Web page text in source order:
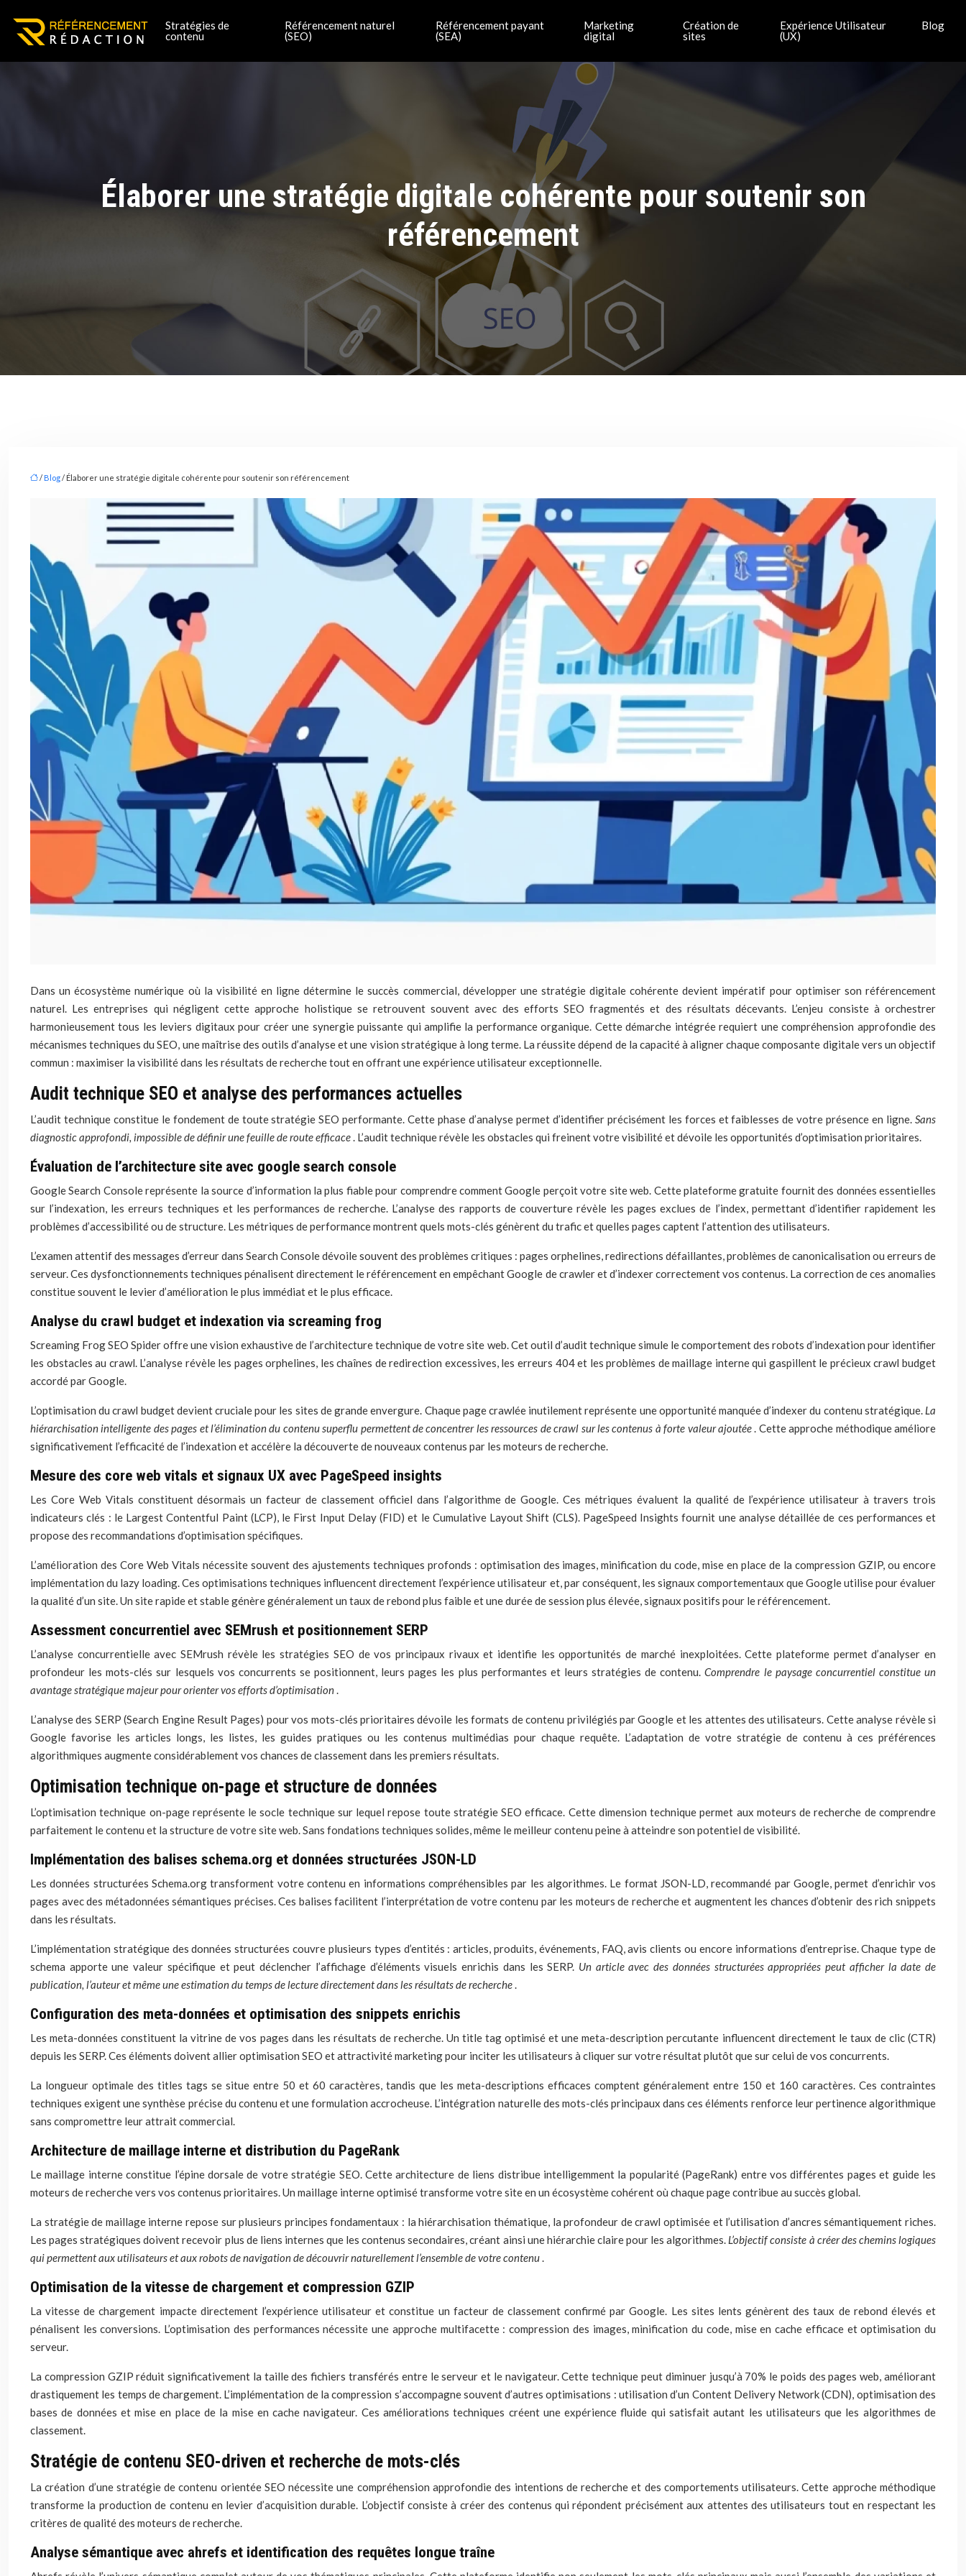
Stratégies de
contenu
Référencement naturel
(SEO)
Référencement payant
(SEA)
Marketing
digital
Création de
sites
Expérience Utilisateur
(UX)
Blog
Élaborer une stratégie digitale cohérente pour soutenir son
référencement
/ Blog/ Élaborer une stratégie digitale cohérente pour soutenir son référencement
Dans un écosystème numérique où la visibilité en ligne détermine le succès commercial, développer une stratégie digitale cohérente devient impératif pour optimiser son référencement
naturel. Les entreprises qui négligent cette approche holistique se retrouvent souvent avec des efforts SEO fragmentés et des résultats décevants. L’enjeu consiste à orchestrer
harmonieusement tous les leviers digitaux pour créer une synergie puissante qui amplifie la performance organique. Cette démarche intégrée requiert une compréhension approfondie des
mécanismes techniques du SEO, une maîtrise des outils d’analyse et une vision stratégique à long terme. La réussite dépend de la capacité à aligner chaque composante digitale vers un objectif
commun : maximiser la visibilité dans les résultats de recherche tout en offrant une expérience utilisateur exceptionnelle.
Audit technique SEO et analyse des performances actuelles
L’audit technique constitue le fondement de toute stratégie SEO performante. Cette phase d’analyse permet d’identifier précisément les forces et faiblesses de votre présence en ligne. Sans
diagnostic approfondi, impossible de définir une feuille de route efficace. L’audit technique révèle les obstacles qui freinent votre visibilité et dévoile les opportunités d’optimisation prioritaires.
Évaluation de l’architecture site avec google search console
Google Search Console représente la source d’information la plus fiable pour comprendre comment Google perçoit votre site web. Cette plateforme gratuite fournit des données essentielles
sur l’indexation, les erreurs techniques et les performances de recherche. L’analyse des rapports de couverture révèle les pages exclues de l’index, permettant d’identifier rapidement les
problèmes d’accessibilité ou de structure. Les métriques de performance montrent quels mots-clés génèrent du trafic et quelles pages captent l’attention des utilisateurs.
L’examen attentif des messages d’erreur dans Search Console dévoile souvent des problèmes critiques : pages orphelines, redirections défaillantes, problèmes de canonicalisation ou erreurs de
serveur. Ces dysfonctionnements techniques pénalisent directement le référencement en empêchant Google de crawler et d’indexer correctement vos contenus. La correction de ces anomalies
constitue souvent le levier d’amélioration le plus immédiat et le plus efficace.
Analyse du crawl budget et indexation via screaming frog
Screaming Frog SEO Spider offre une vision exhaustive de l’architecture technique de votre site web. Cet outil d’audit technique simule le comportement des robots d’indexation pour identifier
les obstacles au crawl. L’analyse révèle les pages orphelines, les chaînes de redirection excessives, les erreurs 404 et les problèmes de maillage interne qui gaspillent le précieux crawl budget
accordé par Google.
L’optimisation du crawl budget devient cruciale pour les sites de grande envergure. Chaque page crawlée inutilement représente une opportunité manquée d’indexer du contenu stratégique. La
hiérarchisation intelligente des pages et l’élimination du contenu superflu permettent de concentrer les ressources de crawl sur les contenus à forte valeur ajoutée. Cette approche méthodique améliore
significativement l’efficacité de l’indexation et accélère la découverte de nouveaux contenus par les moteurs de recherche.
Mesure des core web vitals et signaux UX avec PageSpeed insights
Les Core Web Vitals constituent désormais un facteur de classement officiel dans l’algorithme de Google. Ces métriques évaluent la qualité de l’expérience utilisateur à travers trois
indicateurs clés : le Largest Contentful Paint (LCP), le First Input Delay (FID) et le Cumulative Layout Shift (CLS). PageSpeed Insights fournit une analyse détaillée de ces performances et
propose des recommandations d’optimisation spécifiques.
L’amélioration des Core Web Vitals nécessite souvent des ajustements techniques profonds : optimisation des images, minification du code, mise en place de la compression GZIP, ou encore
implémentation du lazy loading. Ces optimisations techniques influencent directement l’expérience utilisateur et, par conséquent, les signaux comportementaux que Google utilise pour évaluer
la qualité d’un site. Un site rapide et stable génère généralement un taux de rebond plus faible et une durée de session plus élevée, signaux positifs pour le référencement.
Assessment concurrentiel avec SEMrush et positionnement SERP
L’analyse concurrentielle avec SEMrush révèle les stratégies SEO de vos principaux rivaux et identifie les opportunités de marché inexploitées. Cette plateforme permet d’analyser en
profondeur les mots-clés sur lesquels vos concurrents se positionnent, leurs pages les plus performantes et leurs stratégies de contenu.Comprendre le paysage concurrentiel constitue un
avantage stratégique majeur pour orienter vos efforts d’optimisation.
L’analyse des SERP (Search Engine Result Pages) pour vos mots-clés prioritaires dévoile les formats de contenu privilégiés par Google et les attentes des utilisateurs. Cette analyse révèle si
Google favorise les articles longs, les listes, les guides pratiques ou les contenus multimédias pour chaque requête. L’adaptation de votre stratégie de contenu à ces préférences
algorithmiques augmente considérablement vos chances de classement dans les premiers résultats.
Optimisation technique on-page et structure de données
L’optimisation technique on-page représente le socle technique sur lequel repose toute stratégie SEO efficace. Cette dimension technique permet aux moteurs de recherche de comprendre
parfaitement le contenu et la structure de votre site web. Sans fondations techniques solides, même le meilleur contenu peine à atteindre son potentiel de visibilité.
Implémentation des balises schema.org et données structurées JSON-LD
Les données structurées Schema.org transforment votre contenu en informations compréhensibles par les algorithmes. Le format JSON-LD, recommandé par Google, permet d’enrichir vos
pages avec des métadonnées sémantiques précises. Ces balises facilitent l’interprétation de votre contenu par les moteurs de recherche et augmentent les chances d’obtenir des rich snippets
dans les résultats.
L’implémentation stratégique des données structurées couvre plusieurs types d’entités : articles, produits, événements, FAQ, avis clients ou encore informations d’entreprise. Chaque type de
schema apporte une valeur spécifique et peut déclencher l’affichage d’éléments visuels enrichis dans les SERP. Un article avec des données structurées appropriées peut afficher la date de
publication, l’auteur et même une estimation du temps de lecture directement dans les résultats de recherche.
Configuration des meta-données et optimisation des snippets enrichis
Les meta-données constituent la vitrine de vos pages dans les résultats de recherche. Un title tag optimisé et une meta-description percutante influencent directement le taux de clic (CTR)
depuis les SERP. Ces éléments doivent allier optimisation SEO et attractivité marketing pour inciter les utilisateurs à cliquer sur votre résultat plutôt que sur celui de vos concurrents.
La longueur optimale des titles tags se situe entre 50 et 60 caractères, tandis que les meta-descriptions efficaces comptent généralement entre 150 et 160 caractères. Ces contraintes
techniques exigent une synthèse précise du contenu et une formulation accrocheuse. L’intégration naturelle des mots-clés principaux dans ces éléments renforce leur pertinence algorithmique
sans compromettre leur attrait commercial.
Architecture de maillage interne et distribution du PageRank
Le maillage interne constitue l’épine dorsale de votre stratégie SEO. Cette architecture de liens distribue intelligemment la popularité (PageRank) entre vos différentes pages et guide les
moteurs de recherche vers vos contenus prioritaires. Un maillage interne optimisé transforme votre site en un écosystème cohérent où chaque page contribue au succès global.
La stratégie de maillage interne repose sur plusieurs principes fondamentaux : la hiérarchisation thématique, la profondeur de crawl optimisée et l’utilisation d’ancres sémantiquement riches.
Les pages stratégiques doivent recevoir plus de liens internes que les contenus secondaires, créant ainsi une hiérarchie claire pour les algorithmes. L’objectif consiste à créer des chemins logiques
qui permettent aux utilisateurs et aux robots de navigation de découvrir naturellement l’ensemble de votre contenu.
Optimisation de la vitesse de chargement et compression GZIP
La vitesse de chargement impacte directement l’expérience utilisateur et constitue un facteur de classement confirmé par Google. Les sites lents génèrent des taux de rebond élevés et
pénalisent les conversions. L’optimisation des performances nécessite une approche multifacette : compression des images, minification du code, mise en cache efficace et optimisation du
serveur.
La compression GZIP réduit significativement la taille des fichiers transférés entre le serveur et le navigateur. Cette technique peut diminuer jusqu’à 70% le poids des pages web, améliorant
drastiquement les temps de chargement. L’implémentation de la compression s’accompagne souvent d’autres optimisations : utilisation d’un Content Delivery Network (CDN), optimisation des
bases de données et mise en place de la mise en cache navigateur. Ces améliorations techniques créent une expérience fluide qui satisfait autant les utilisateurs que les algorithmes de
classement.
Stratégie de contenu SEO-driven et recherche de mots-clés
La création d’une stratégie de contenu orientée SEO nécessite une compréhension approfondie des intentions de recherche et des comportements utilisateurs. Cette approche méthodique
transforme la production de contenu en levier d’acquisition durable. L’objectif consiste à créer des contenus qui répondent précisément aux attentes des utilisateurs tout en respectant les
critères de qualité des moteurs de recherche.
Analyse sémantique avec ahrefs et identification des requêtes longue traîne